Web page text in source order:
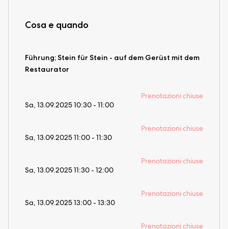
Cosa e quando
Führung; Stein für Stein - auf dem Gerüst mit dem
Restaurator
Sa, 13.09.2025 10:30 - 11:00
Prenotazioni chiuse
Sa, 13.09.2025 11:00 - 11:30
Prenotazioni chiuse
Sa, 13.09.2025 11:30 - 12:00
Prenotazioni chiuse
Sa, 13.09.2025 13:00 - 13:30
Prenotazioni chiuse
Prenotazioni chiuse